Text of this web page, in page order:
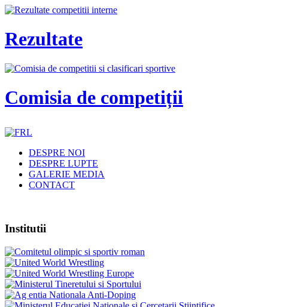
Rezultate
Comisia de competiții
DESPRE NOI
DESPRE LUPTE
GALERIE MEDIA
CONTACT
Institutii